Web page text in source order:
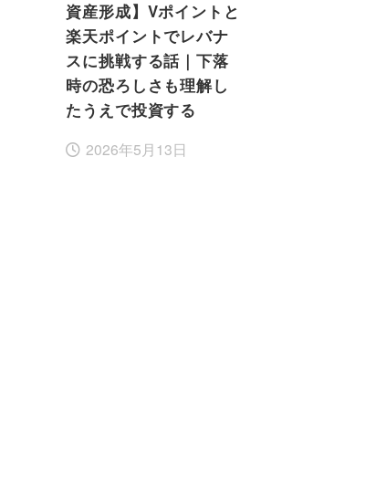
資産形成】Vポイントと
楽天ポイントでレバナ
スに挑戦する話｜下落
時の恐ろしさも理解し
たうえで投資する
2026年5月13日